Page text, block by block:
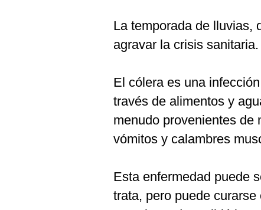
La temporada de lluvias,
agravar la crisis sanitaria.
El cólera es una
través de alimentos y
menudo provenientes de
vómitos y calambres
Esta enfermedad puede
trata, pero puede